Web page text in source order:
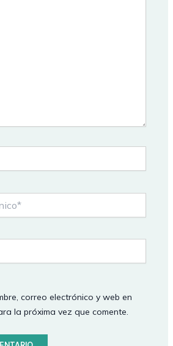
correo electrónico y web en
la próxima vez que comente.